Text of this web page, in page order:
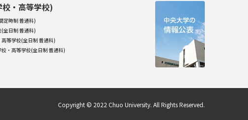
・高等学校)
定時制 普通科)
全日制 普通科)
等学校(全日制 普通科)
・高等学校(全日制 普通科)
Copyright © 2022 Chuo University. All Rights Reserved.